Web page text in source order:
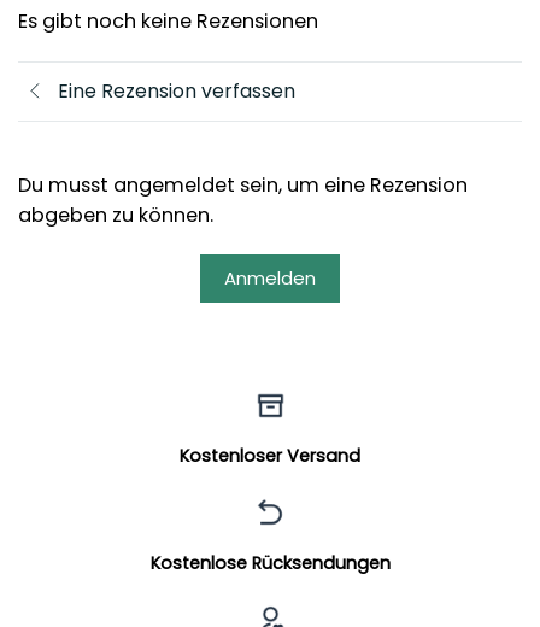
Es gibt noch keine Rezensionen
Eine Rezension verfassen
Du musst angemeldet sein, um eine Rezension
abgeben zu können.
Anmelden
Kostenloser Versand
Kostenlose Rücksendungen